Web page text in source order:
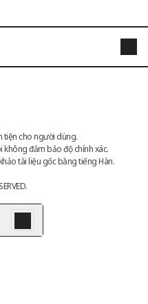
tiện cho người dùng.
không đảm bảo độ chính xác.
tài liệu gốc bằng tiếng Hàn.